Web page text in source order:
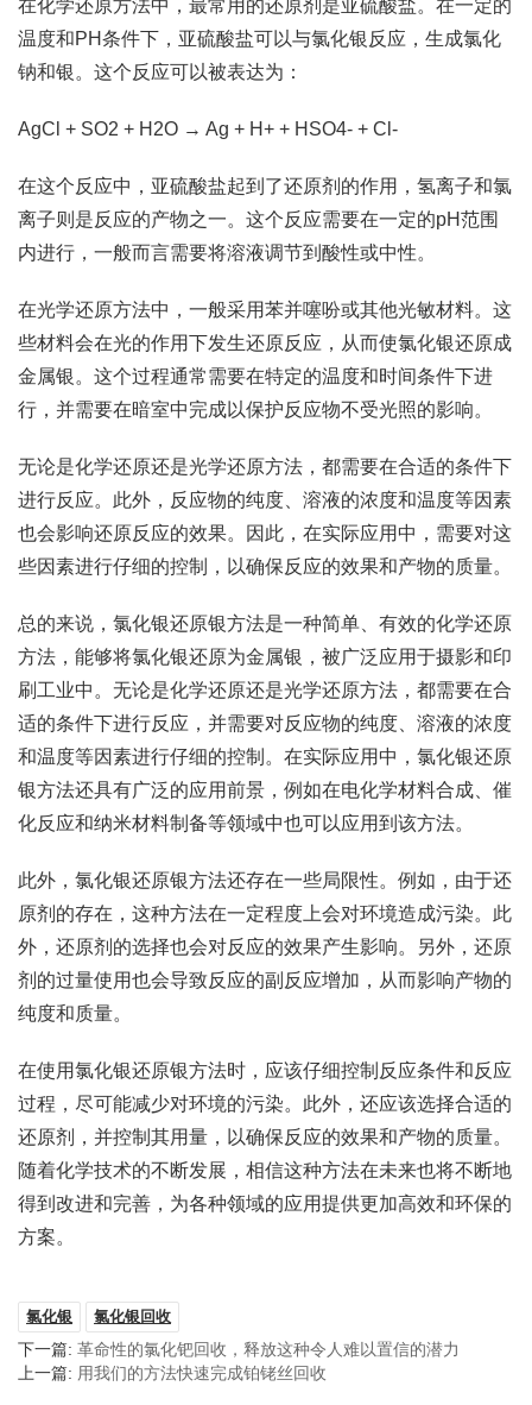
在化学还原方法中，最常用的还原剂是亚硫酸盐。在一定的
温度和PH条件下，亚硫酸盐可以与氯化银反应，生成氯化
钠和银。这个反应可以被表达为：
AgCl + SO2 + H2O → Ag + H+ + HSO4- + Cl-
在这个反应中，亚硫酸盐起到了还原剂的作用，氢离子和氯
离子则是反应的产物之一。这个反应需要在一定的pH范围
内进行，一般而言需要将溶液调节到酸性或中性。
在光学还原方法中，一般采用苯并噻吩或其他光敏材料。这
些材料会在光的作用下发生还原反应，从而使氯化银还原成
金属银。这个过程通常需要在特定的温度和时间条件下进
行，并需要在暗室中完成以保护反应物不受光照的影响。
无论是化学还原还是光学还原方法，都需要在合适的条件下
进行反应。此外，反应物的纯度、溶液的浓度和温度等因素
也会影响还原反应的效果。因此，在实际应用中，需要对这
些因素进行仔细的控制，以确保反应的效果和产物的质量。
总的来说，氯化银还原银方法是一种简单、有效的化学还原
方法，能够将氯化银还原为金属银，被广泛应用于摄影和印
刷工业中。无论是化学还原还是光学还原方法，都需要在合
适的条件下进行反应，并需要对反应物的纯度、溶液的浓度
和温度等因素进行仔细的控制。在实际应用中，氯化银还原
银方法还具有广泛的应用前景，例如在电化学材料合成、催
化反应和纳米材料制备等领域中也可以应用到该方法。
此外，氯化银还原银方法还存在一些局限性。例如，由于还
原剂的存在，这种方法在一定程度上会对环境造成污染。此
外，还原剂的选择也会对反应的效果产生影响。另外，还原
剂的过量使用也会导致反应的副反应增加，从而影响产物的
纯度和质量。
在使用氯化银还原银方法时，应该仔细控制反应条件和反应
过程，尽可能减少对环境的污染。此外，还应该选择合适的
还原剂，并控制其用量，以确保反应的效果和产物的质量。
随着化学技术的不断发展，相信这种方法在未来也将不断地
得到改进和完善，为各种领域的应用提供更加高效和环保的
方案。
氯化银 氯化银回收
下一篇: 革命性的氯化钯回收，释放这种令人难以置信的潜力
上一篇: 用我们的方法快速完成铂铑丝回收